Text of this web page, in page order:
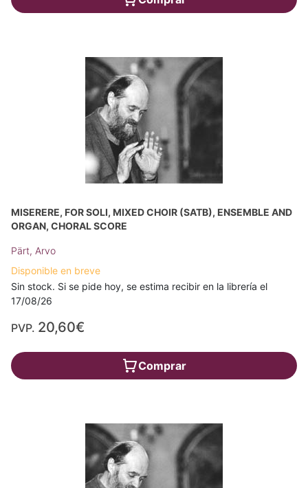
MISERERE, FOR SOLI, MIXED CHOIR (SATB), ENSEMBLE AND
ORGAN, CHORAL SCORE
Pärt, Arvo
Disponible en breve
Sin stock. Si se pide hoy, se estima recibir en la librería el
17/08/26
PVP. 20,60€
Comprar